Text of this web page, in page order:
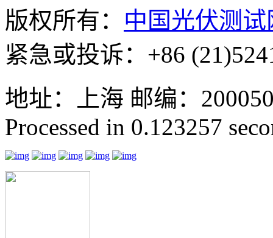
版权所有： 中国光伏测试
紧急或投诉：+86
地址：上海 邮编：
Processed in 0.123257